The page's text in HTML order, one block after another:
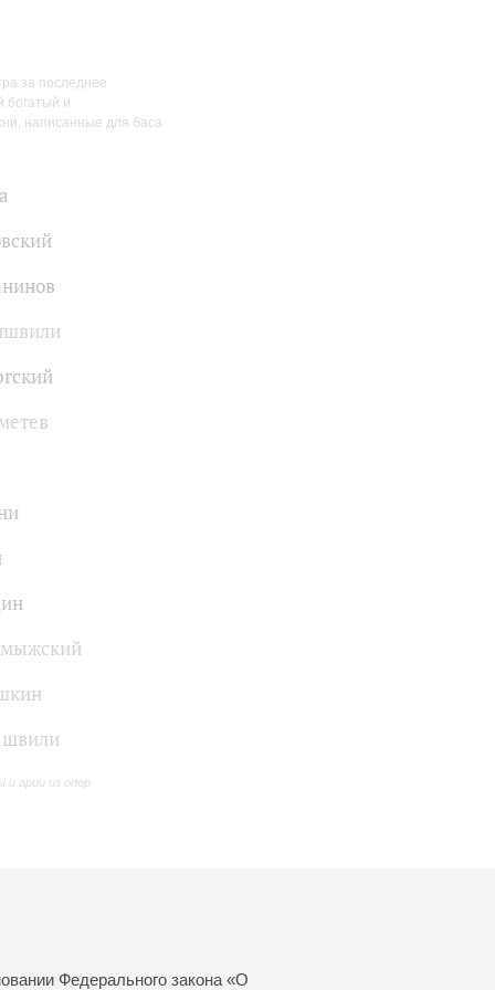
Федерального закона «О
за последнее
богатый и
написанные для баса
и арии из опер